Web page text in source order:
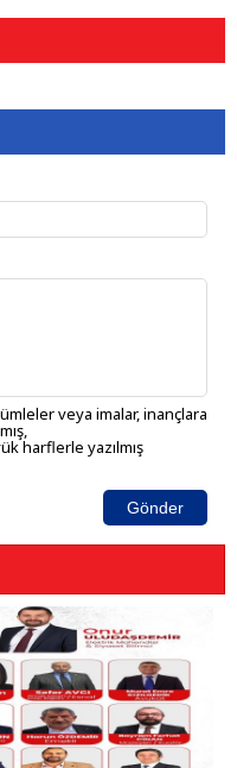
veya imalar, inançlara
harflerle yazılmış
Gönder